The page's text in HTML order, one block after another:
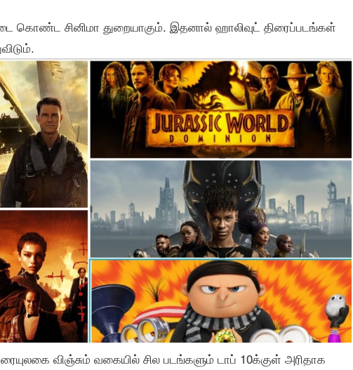
கொண்ட சினிமா துறையாகும். இதனால் ஹாலிவுட் திரைப்படங்கள்
விஞ்சும் வகையில் சில படங்களும் டாப் 10க்குள் அரிதாக